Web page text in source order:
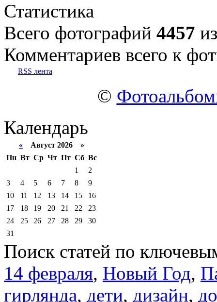
Статистика
Всего фотографий 4457
Комментариев всего к
RSS лента
©
Календарь
« Август 2026 »
Пн Вт Ср Чт Пт Сб Вс
1
2
3
4 5 6 7 8
9
10
11 12 13 14 15
16
17
18 19 20 21 22
23
24
25 26 27 28 29
30
31
Поиск статей по
14 февраля, Новый Год,
гирлянда, дети, дизайн,